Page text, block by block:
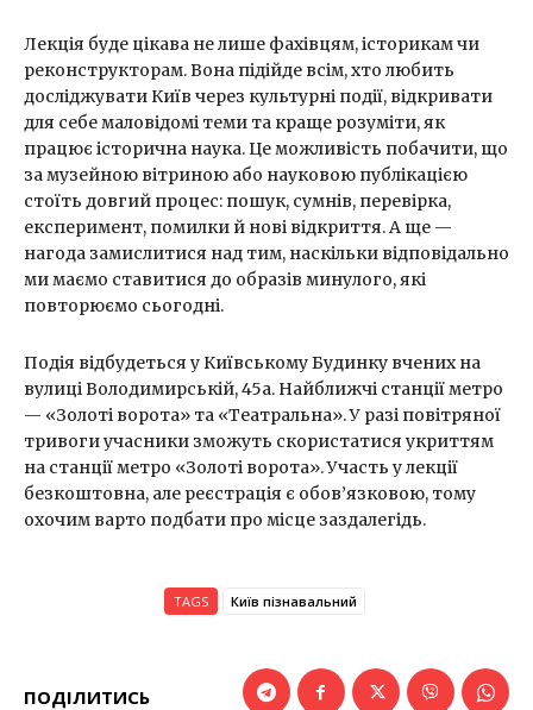
Лекція буде цікава не лише фахівцям, історикам чи
реконструкторам. Вона підійде всім, хто любить
досліджувати Київ через культурні події, відкривати
для себе маловідомі теми та краще розуміти, як
працює історична наука. Це можливість побачити, що
за музейною вітриною або науковою публікацією
стоїть довгий процес: пошук, сумнів, перевірка,
експеримент, помилки й нові відкриття. А ще —
нагода замислитися над тим, наскільки відповідально
ми маємо ставитися до образів минулого, які
повторюємо сьогодні.
Подія відбудеться у Київському Будинку вчених на
вулиці Володимирській, 45а. Найближчі станції метро
— «Золоті ворота» та «Театральна». У разі повітряної
тривоги учасники зможуть скористатися укриттям
на станції метро «Золоті ворота». Участь у лекції
безкоштовна, але реєстрація є обов’язковою, тому
охочим варто подбати про місце заздалегідь.
TAGS Київ пізнавальний
ПОДІЛИТИСЬ